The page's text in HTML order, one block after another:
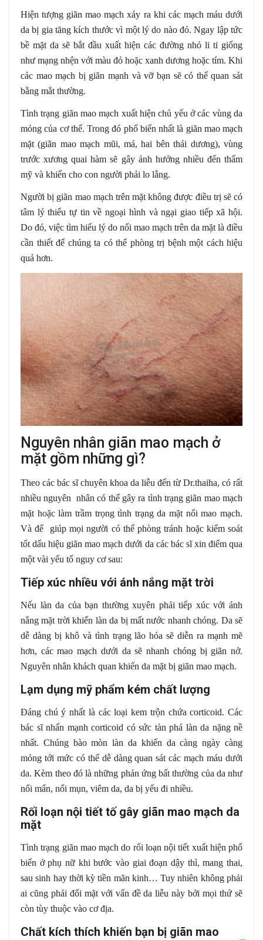
Hiện tượng giãn mao mạch xảy ra khi các mạch máu dưới
da bị gia tăng kích thước vì một lý do nào đó. Ngay lập tức
bề mặt da sẽ bắt đầu xuất hiện các đường nhỏ li ti giống
như mạng nhện với màu đỏ hoặc xanh dương hoặc tím. Khi
các mao mạch bị giãn mạnh và vỡ bạn sẽ có thể quan sát
bằng mắt thường.
Tình trạng giãn mao mạch xuất hiện chủ yếu ở các vùng da
mỏng của cơ thể. Trong đó phổ biến nhất là giãn mao mạch
mặt (giãn mao mạch mũi, má, hai bên thái dương), vùng
trước xương quai hàm sẽ gây ảnh hưởng nhiều đến thẩm
mỹ và khiến cho con người phải lo lắng.
Người bị giãn mao mạch trên mặt không được điều trị sẽ có
tâm lý thiếu tự tin về ngoại hình và ngại giao tiếp xã hội.
Do đó, việc tìm hiểu lý do nổi mao mạch trên da mặt là điều
cần thiết để chúng ta có thể phòng trị bệnh một cách hiệu
quả hơn.
Nguyên nhân giãn mao mạch ở
mặt gồm những gì?
Theo các bác sĩ chuyên khoa da liễu đến từ Dr.thaiha, có rất
nhiều nguyên nhân có thể gây ra tình trạng giãn mao mạch
mặt hoặc làm trầm trọng tình trạng da mặt nổi mao mạch.
Và để giúp mọi người có thể phòng tránh hoặc kiểm soát
tốt dấu hiệu giãn mao mạch dưới da các bác sĩ xin điểm qua
một vài yếu tố nguy cơ sau:
Tiếp xúc nhiều với ánh nắng mặt trời
Nếu làn da của bạn thường xuyên phải tiếp xúc với ánh
nắng mặt trời khiến làn da bị mất nước nhanh chóng. Da sẽ
dễ dàng bị khô và tình trạng lão hóa sẽ diễn ra mạnh mẽ
hơn, các mao mạch dưới da sẽ nhanh chóng bị giãn nở.
Nguyên nhân khách quan khiến da mặt bị giãn mao mạch.
Lạm dụng mỹ phẩm kém chất lượng
Đáng chú ý nhất là các loại kem trộn chứa corticoid. Các
bác sĩ nhấn mạnh corticoid có sức tàn phá làn da nặng nề
nhất. Chúng bào mòn làn da khiến da càng ngày càng
mỏng tới mức có thể dễ dàng quan sát các mạch máu dưới
da. Kèm theo đó là những phản ứng bất thường của da như
nổi mẩn, nổi mụn, viêm da, da bị yếu đi nhiều.
Rối loạn nội tiết tố gây giãn mao mạch da
mặt
Tình trạng giãn mao mạch do rối loạn nội tiết xuất hiện phổ
biến ở phụ nữ khi bước vào giai đoạn dậy thì, mang thai,
sau sinh hay thời kỳ tiền mãn kinh… Tuy nhiên không phải
ai cũng phải đối mặt với vấn đề da liễu này bởi mọi thứ sẽ
còn tùy thuộc vào cơ địa.
Chất kích thích khiến bạn bị giãn mao